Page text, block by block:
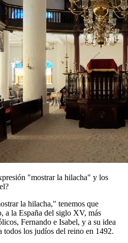
"mostrar la hilacha" y los
la hilacha," tenemos que
a la España del siglo XV, más
Fernando e Isabel, y a su idea
todos los judíos del reino en 1492.